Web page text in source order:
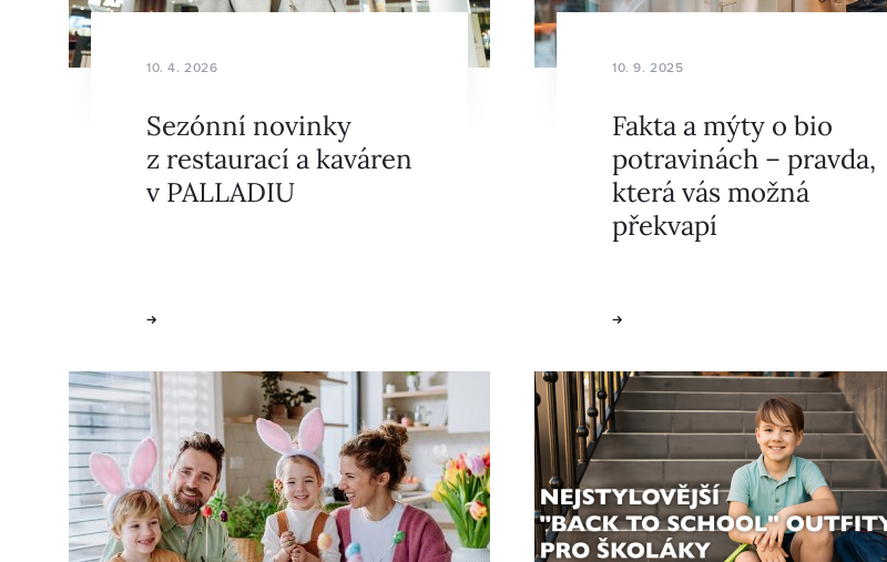
10. 4. 2026
Sezónní novinky
z restaurací a kaváren
v PALLADIU
10. 9. 2025
Fakta a mýty o bio
potravinách – pravda,
která vás možná
překvapí